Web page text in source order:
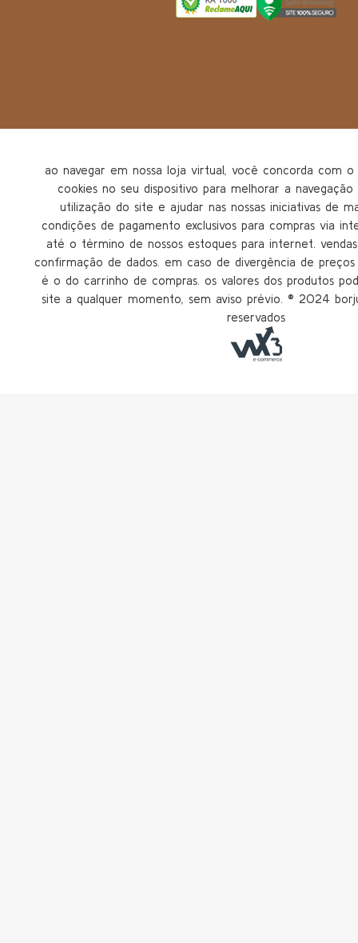
ao navegar em nossa loja virtual, você concorda com
cookies no seu dispositivo para melhorar a
utilização do site e ajudar nas nossas iniciativas de
condições de pagamento exclusivos para compras via
até o término de nossos estoques para internet.
confirmação de dados. em caso de divergência de
é o do carrinho de compras. os valores dos produtos
site a qualquer momento, sem aviso prévio. ®️ 2024
reservados